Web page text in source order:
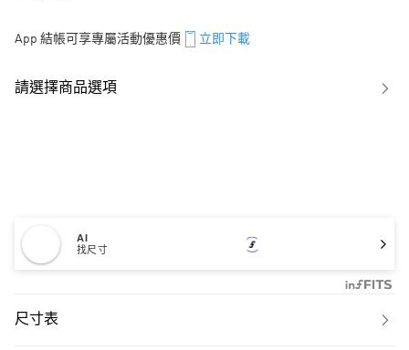
App 結帳可享專屬活動優惠價 立即下載
請選擇商品選項
AI
找尺寸
尺寸表